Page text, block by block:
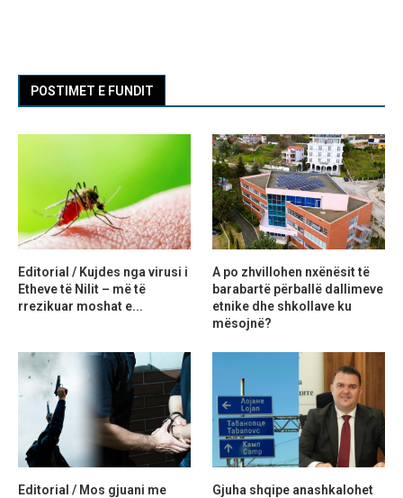
POSTIMET E FUNDIT
Editorial / Kujdes nga virusi i
Etheve të Nilit – më të
rrezikuar moshat e...
A po zhvillohen nxënësit të
barabartë përballë dallimeve
etnike dhe shkollave ku
mësojnë?
Editorial / Mos gjuani me
Gjuha shqipe anashkalohet